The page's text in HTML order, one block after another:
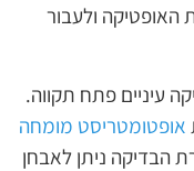
האופטיקה ולעבור
עיניים פתח תקווה.
אופטומטריסט מומחה
הבדיקה ניתן לאבחן